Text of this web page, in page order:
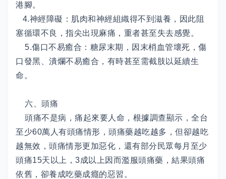
港腳。
4.神經障礙：肌肉和神經組織得不到滋養，因此阻
塞循環不良，指尖出現麻痛，重者甚至失去感覺。
5.傷口不易癒合：糖尿末期，因末梢血管壞死，傷
口發黑、潰爛不易癒合，有時甚至需截肢以延續生
命。
六、頭痛
頭痛不是病，痛起來要人命，根據調查顯示，全台
至少60萬人有頭痛情形，頭痛藥越吃越多，但卻越吃
越無效，頭痛情形更加惡化，還有部分民眾每月至少
頭痛15天以上，3成以上因而濫服頭痛藥，結果頭痛
依舊，卻養成吃藥成癮的惡習。